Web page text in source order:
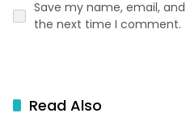
Save my name, email,
the next time I comment.
Read Also